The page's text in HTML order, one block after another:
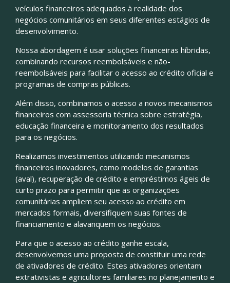
veículos financeiros adequados à realidade dos
negócios comunitários em seus diferentes estágios de
desenvolvimento.
Nossa abordagem é usar soluções financeiras híbridas,
combinando recursos reembolsáveis e não-
reembolsáveis para facilitar o acesso ao crédito oficial e
programas de compras públicas.
Além disso, combinamos o acesso a novos mecanismos
financeiros com assessoria técnica sobre estratégia,
educação financeira e monitoramento dos resultados
para os negócios.
Realizamos investimentos utilizando mecanismos
financeiros inovadores, como modelos de garantias
(aval), recuperação de crédito e empréstimos ágeis de
curto prazo para permitir que as organizações
comunitárias ampliem seu acesso ao crédito em
mercados formais, diversifiquem suas fontes de
financiamento e alavanquem os negócios.
Para que o acesso ao crédito ganhe escala,
desenvolvemos uma proposta de constituir uma rede
de ativadores de crédito. Estes ativadores orientam
extrativistas e agricultores familiares no planejamento e